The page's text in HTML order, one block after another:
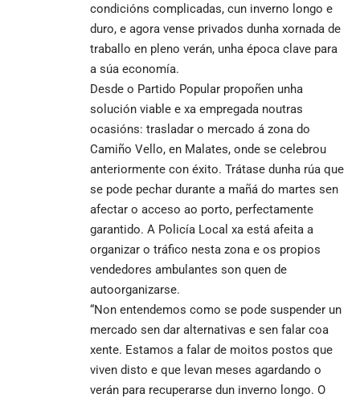
condicións complicadas, cun inverno longo e
duro, e agora vense privados dunha xornada de
traballo en pleno verán, unha época clave para
a súa economía.
Desde o Partido Popular propoñen unha
solución viable e xa empregada noutras
ocasións: trasladar o mercado á zona do
Camiño Vello, en Malates, onde se celebrou
anteriormente con éxito. Trátase dunha rúa que
se pode pechar durante a mañá do martes sen
afectar o acceso ao porto, perfectamente
garantido. A Policía Local xa está afeita a
organizar o tráfico nesta zona e os propios
vendedores ambulantes son quen de
autoorganizarse.
“Non entendemos como se pode suspender un
mercado sen dar alternativas e sen falar coa
xente. Estamos a falar de moitos postos que
viven disto e que levan meses agardando o
verán para recuperarse dun inverno longo. O